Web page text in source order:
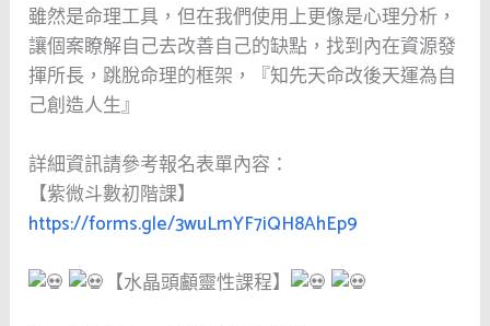
雖然是命理工具，但在我們使用上更像是心理分析，
讓個案瞭解自己去改善自己的缺點，找到內在資源發
揮所長，跳脫命理的框架，『知先天命改後天運為自
己創造人生』
詳細資訊請參考報名表單內容：
【紫微斗數初階課】
https://forms.gle/3wuLmYF7iQH8AhEp9
【水晶頭顱靈性課程】